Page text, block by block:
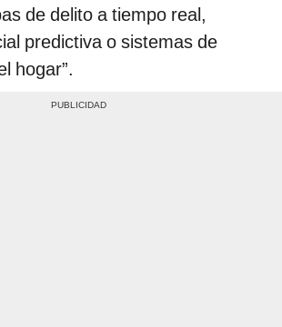
de delito a tiempo real,
predictiva o sistemas de
hogar”.